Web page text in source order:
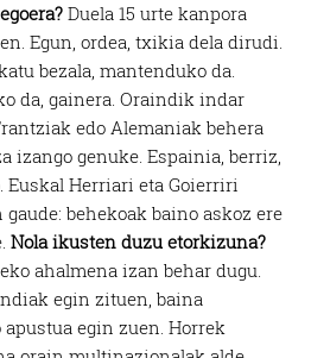
Duela 15 urte kanpora
Egun, ordea, txikia dela dirudi.
bezala, mantenduko da.
da, gainera. Oraindik indar
edo Alemaniak behera
izango genuke. Espainia, berriz,
Euskal Herriari eta Goierriri
behekoak baino askoz ere
Nola ikusten duzu etorkizuna?
ahalmena izan behar dugu.
egin zituen, baina
egin zuen. Horrek